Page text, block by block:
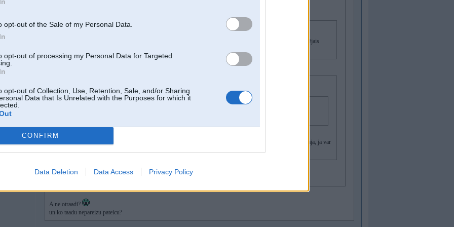
opt-out of the Sale of my Personal Data.
opt-out of processing my Personal Data for Targeted
opt-out of Collection, Use, Retention, Sale, and/or Sharing
Data that Is Unrelated with the Purposes for which it
CONFIRM
Data Deletion Data Access Privacy Policy
Un cilvēku dzīves ilgums pieaug, jo zinātne iet uz priekšu. Tanīs laikos, kad viss bija max dabisks vidējais
08 Jan 2009, 17:00:16 EimZ rakstīja:
Ne tik radikaali. Pietam zaales Tu dzer taapeec,ka apkaarteejaa vide,kas jau ir sap1sta, Tevi saslimdinaaja, ja var
taa izteikties
ears have walls
A ne otraadi?
un ko taadu nepareizu pateicu?